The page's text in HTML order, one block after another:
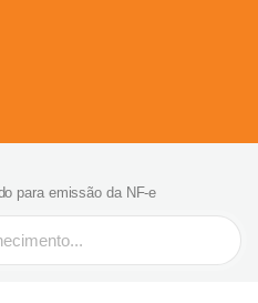
para emissão da NF-e